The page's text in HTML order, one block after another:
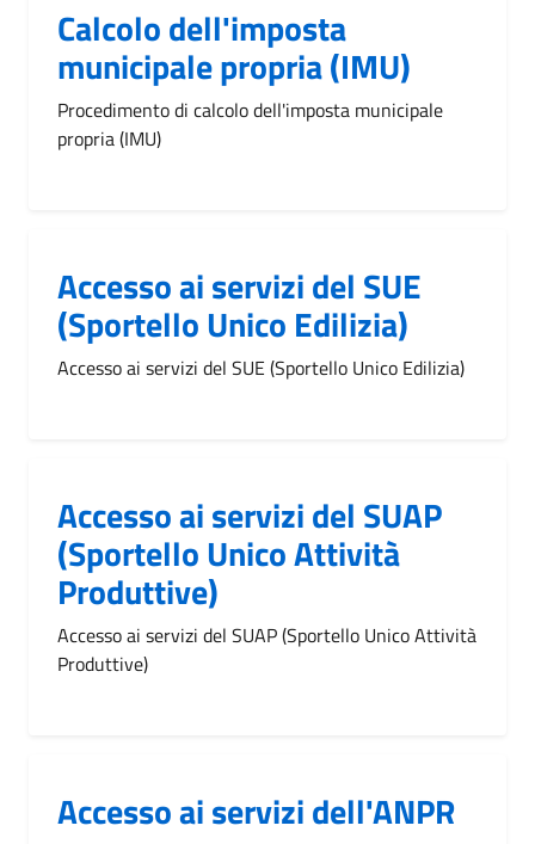
Calcolo dell'imposta
municipale propria (IMU)
Procedimento di calcolo dell'imposta municipale
propria (IMU)
Accesso ai servizi del SUE
(Sportello Unico Edilizia)
Accesso ai servizi del SUE (Sportello Unico Edilizia)
Accesso ai servizi del SUAP
(Sportello Unico Attività
Produttive)
Accesso ai servizi del SUAP (Sportello Unico Attività
Produttive)
Accesso ai servizi dell'ANPR